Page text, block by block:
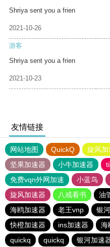
Shriya sent you a frien
2021-10-26
游客
Shriya sent you a frien
2021-10-23
友情链接
网站地图 QuickQ 旋风加
坚果加速器
小牛加速器
免费vqn外网加速
小蓝鸟
旋风加速器
八戒看书 油
海鸥加速器
老王vnp 银
快橙加速器
ins加速器 海
quickq
quickq 银河加速